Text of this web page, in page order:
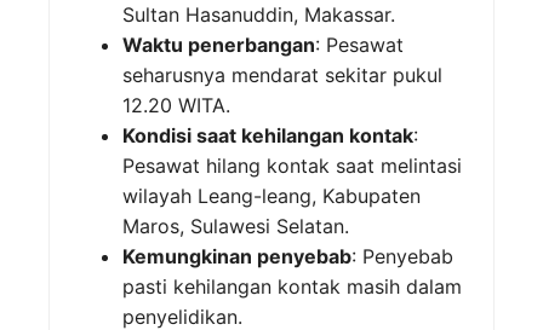
Sultan Hasanuddin, Makassar.
Waktu penerbangan: Pesawat
seharusnya mendarat sekitar pukul
12.20 WITA.
Kondisi saat kehilangan kontak:
Pesawat hilang kontak saat melintasi
wilayah Leang-leang, Kabupaten
Maros, Sulawesi Selatan.
Kemungkinan penyebab: Penyebab
pasti kehilangan kontak masih dalam
penyelidikan.